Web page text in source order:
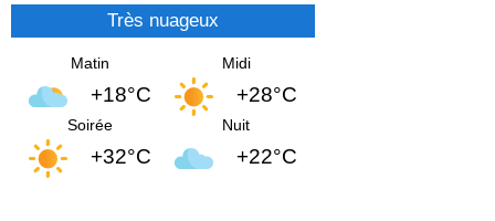
Très nuageux
Matin
+18°C
Midi
+28°C
Soirée
+32°C
Nuit
+22°C